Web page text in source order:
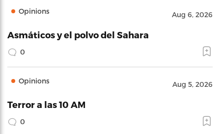
Opinions Aug 6, 2026
Asmáticos y el polvo del Sahara
0
Opinions Aug 5, 2026
Terror a las 10 AM
0